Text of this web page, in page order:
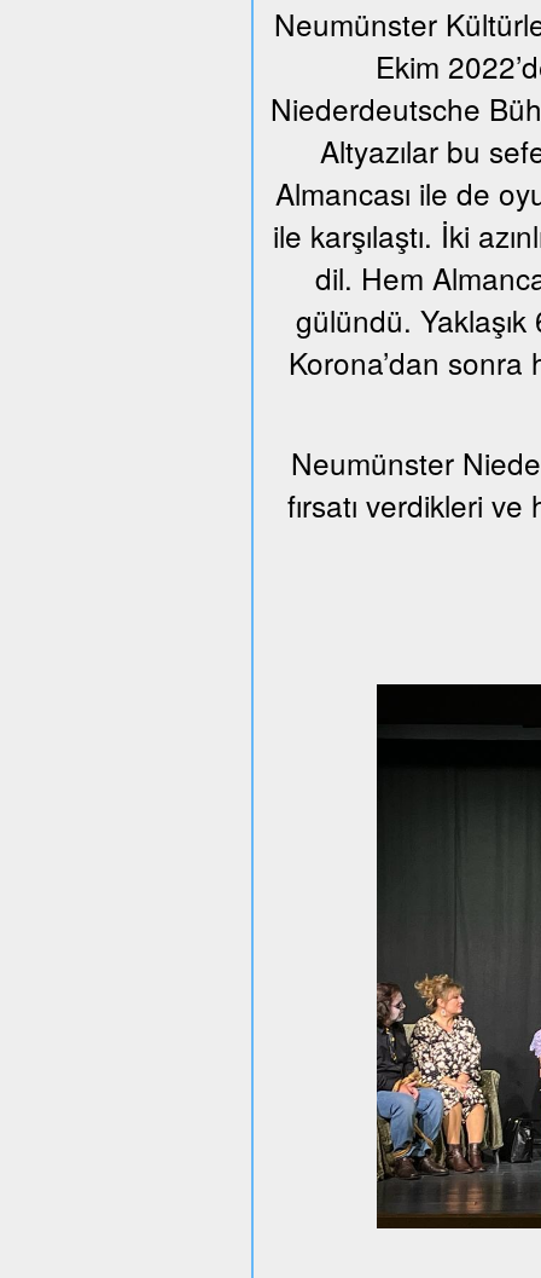
Neumünster
Ekim
Niederdeutsche
Altyazılar bu
Almancası ile de
ile karşılaştı. İki
dil. Hem
gülündü. Yaklaşık
Korona’dan
Neumünster
fırsatı verdikleri